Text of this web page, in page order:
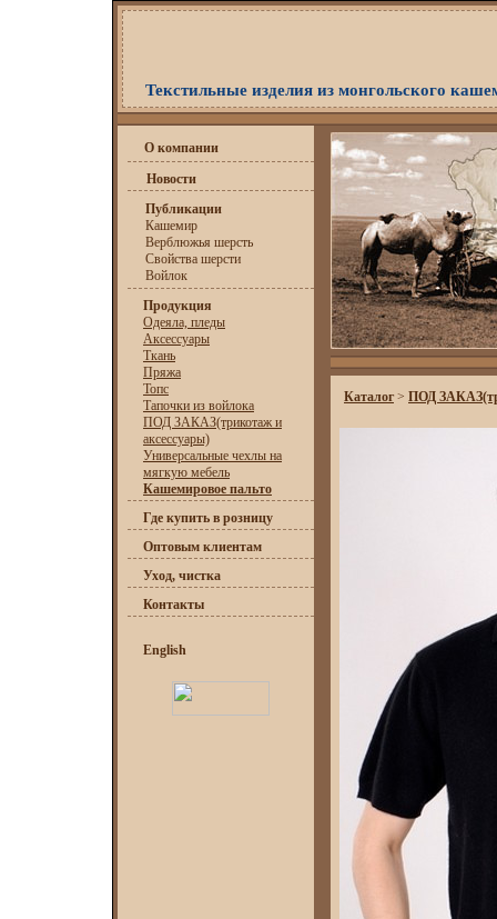
Текстильные изделия из монгольского
О компании
Новости
Публикации
Кашемир
Верблюжья шерсть
Свойства шерсти
Войлок
Продукция
Одеяла, пледы
Аксессуары
Ткань
Пряжа
Топс
Тапочки из войлока
ПОД ЗАКАЗ(трикотаж и
аксессуары)
Универсальные чехлы на
мягкую мебель
Кашемировое пальто
Где купить в розницу
Оптовым клиентам
Уход, чистка
Контакты
English
Каталог > ПОД